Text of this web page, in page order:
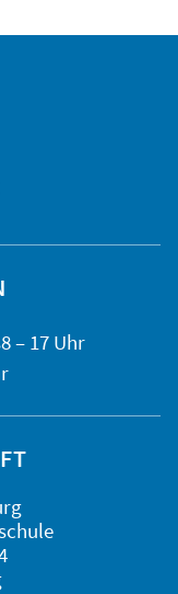
8 – 17 Uhr